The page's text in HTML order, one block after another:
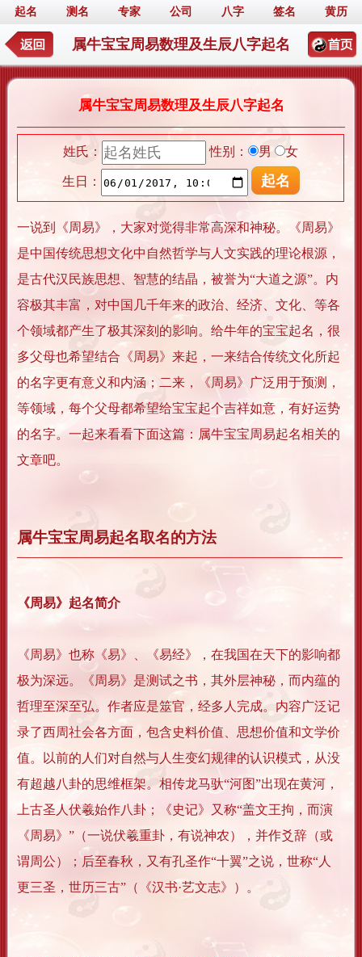
起名 测名 专家 公司 八字 签名 黄历
属牛宝宝周易数理及生辰八字起名
属牛宝宝周易数理及生辰八字起名
姓氏： 性别： 男 女
生日：
一说到《周易》，大家对觉得非常高深和神秘。《周易》
是中国传统思想文化中自然哲学与人文实践的理论根源，
是古代汉民族思想、智慧的结晶，被誉为“大道之源”。内
容极其丰富，对中国几千年来的政治、经济、文化、等各
个领域都产生了极其深刻的影响。给牛年的宝宝起名，很
多父母也希望结合《周易》来起，一来结合传统文化所起
的名字更有意义和内涵；二来，《周易》广泛用于预测，
等领域，每个父母都希望给宝宝起个吉祥如意，有好运势
的名字。一起来看看下面这篇：属牛宝宝周易起名相关的
文章吧。
属牛宝宝周易起名取名的方法
《周易》起名简介
《周易》也称《易》、《易经》，在我国在天下的影响都
极为深远。《周易》是测试之书，其外层神秘，而内蕴的
哲理至深至弘。作者应是筮官，经多人完成。内容广泛记
录了西周社会各方面，包含史料价值、思想价值和文学价
值。以前的人们对自然与人生变幻规律的认识模式，从没
有超越八卦的思维框架。相传龙马驮“河图”出现在黄河，
上古圣人伏羲始作八卦；《史记》又称“盖文王拘，而演
《周易》”（一说伏羲重卦，有说神农），并作爻辞（或
谓周公）；后至春秋，又有孔圣作“十翼”之说，世称“人
更三圣，世历三古”（《汉书·艺文志》）。